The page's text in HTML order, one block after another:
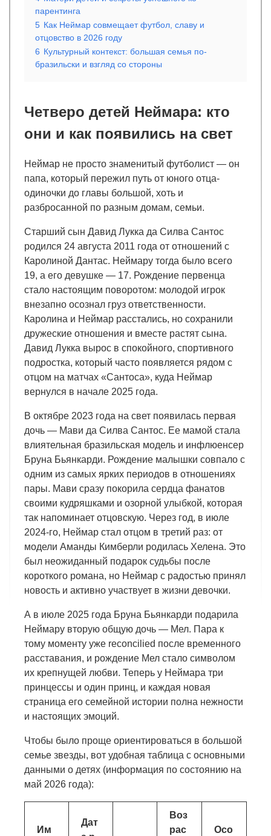
парентинга
5 Как Неймар совмещает футбол, славу и
отцовство в 2026 году
6 Культурный контекст: большая семья по-
бразильски и взгляд со стороны
Четверо детей Неймара: кто
они и как появились на свет
Неймар не просто знаменитый футболист — он
папа, который пережил путь от юного отца-
одиночки до главы большой, хоть и
разбросанной по разным домам, семьи.
Старший сын Давид Лукка да Силва Сантос
родился 24 августа 2011 года от отношений с
Каролиной Дантас. Неймару тогда было всего
19, а его девушке — 17. Рождение первенца
стало настоящим поворотом: молодой игрок
внезапно осознал груз ответственности.
Каролина и Неймар расстались, но сохранили
дружеские отношения и вместе растят сына.
Давид Лукка вырос в спокойного, спортивного
подростка, который часто появляется рядом с
отцом на матчах «Сантоса», куда Неймар
вернулся в начале 2025 года.
В октябре 2023 года на свет появилась первая
дочь — Мави да Силва Сантос. Ее мамой стала
влиятельная бразильская модель и инфлюенсер
Бруна Бьянкарди. Рождение малышки совпало с
одним из самых ярких периодов в отношениях
пары. Мави сразу покорила сердца фанатов
своими кудряшками и озорной улыбкой, которая
так напоминает отцовскую. Через год, в июле
2024-го, Неймар стал отцом в третий раз: от
модели Аманды Кимберли родилась Хелена. Это
был неожиданный подарок судьбы после
короткого романа, но Неймар с радостью принял
новость и активно участвует в жизни девочки.
А в июле 2025 года Бруна Бьянкарди подарила
Неймару вторую общую дочь — Мел. Пара к
тому моменту уже reconcilied после временного
расставания, и рождение Мел стало символом
их крепнущей любви. Теперь у Неймара три
принцессы и один принц, и каждая новая
страница его семейной истории полна нежности
и настоящих эмоций.
Чтобы было проще ориентироваться в большой
семье звезды, вот удобная таблица с основными
данными о детях (информация по состоянию на
май 2026 года):
Им
Дат
Воз
рас
Осо